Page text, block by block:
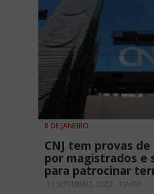
8 DE JANEIRO
CNJ tem provas
por magistrados e
para patrocinar
13 SETEMBRO, 2023 - 13H03